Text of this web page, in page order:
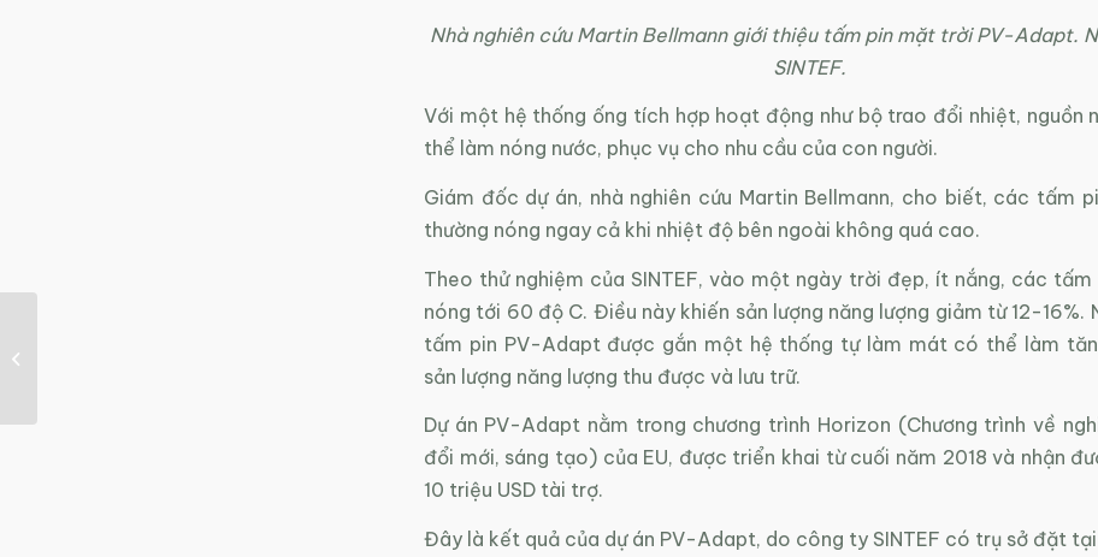
Nhà nghiên cứu Martin Bellmann giới thiệu tấm pin mặt trời PV-Adapt.
SINTEF.
Với một hệ thống ống tích hợp hoạt động như bộ trao đổi nhiệt, nguồn
thể làm nóng nước, phục vụ cho nhu cầu của con người.
Giám đốc dự án, nhà nghiên cứu Martin Bellmann, cho biết, các tấm
thường nóng ngay cả khi nhiệt độ bên ngoài không quá cao.
Theo thử nghiệm của SINTEF, vào một ngày trời đẹp, ít nắng, các
nóng tới 60 độ C. Điều này khiến sản lượng năng lượng giảm từ 12-16%.
tấm pin PV-Adapt được gắn một hệ thống tự làm mát có thể làm
sản lượng năng lượng thu được và lưu trữ.
Dự án PV-Adapt nằm trong chương trình Horizon (Chương trình về
đổi mới, sáng tạo) của EU, được triển khai từ cuối năm 2018 và nhận
10 triệu USD tài trợ.
Đây là kết quả của dự án PV-Adapt, do công ty SINTEF có trụ sở đặt